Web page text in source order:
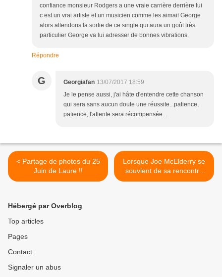
confiance monsieur Rodgers a une vraie carrière derrière lui
c est un vrai artiste et un musicien comme les aimait George
alors attendons la sortie de ce single qui aura un goût très
particulier George va lui adresser de bonnes vibrations.
Répondre
G Georgiafan 13/07/2017 18:59
Je le pense aussi, j'ai hâte d'entendre cette chanson
qui sera sans aucun doute une réussite...patience,
patience, l'attente sera récompensée...
< Partage de photos du 25
Juin de Laure !!
Lorsque Joe McElderry se
souvient de sa rencontre
avec George Michael !! >
Hébergé par Overblog
Top articles
Pages
Contact
Signaler un abus